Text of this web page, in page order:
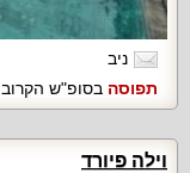
ניב
תפוסה בסופ"ש הקרוב
וילה פיורד